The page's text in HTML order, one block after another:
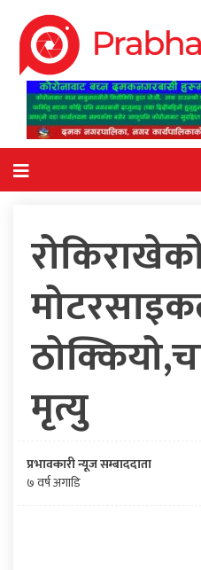
मृत्यु
प्रभावकारी न्यूज सम्बाददाता
७ वर्ष अगाडि